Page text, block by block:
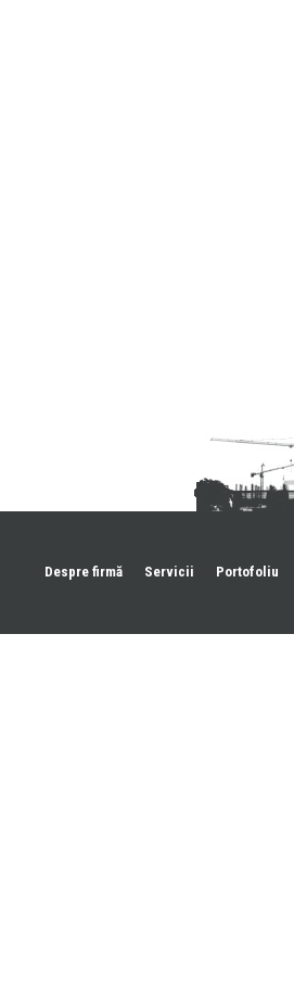
Despre firmă Servicii Portofoliu